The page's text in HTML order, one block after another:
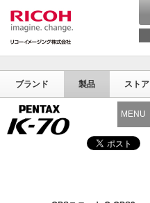
ブランド 製品 ストア
MENU